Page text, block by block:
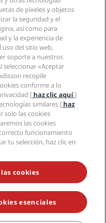
Rewards
moderna
MÁS POPULARES
derechos reservados. RHG
RED, Radisson Blu, Radisson
Park Inn, Country Inn &
de píxeles y objetos
la seguridad y el
así como para
y la experiencia de
uso del sitio web,
soporte a nuestros
«Aceptar
recopile
conforme a lo
[ haz clic aquí]
similares [ haz
solo las cookies
las cookies
funcionamiento
tu selección, haz clic en
cookies
esenciales